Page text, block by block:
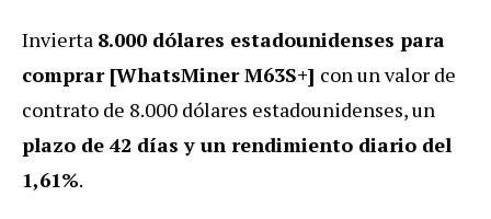
Invierta 8.000 dólares estadounidenses para
comprar [WhatsMiner M63S+] con un valor de
contrato de 8.000 dólares estadounidenses, un
plazo de 42 días y un rendimiento diario del
1,61%.